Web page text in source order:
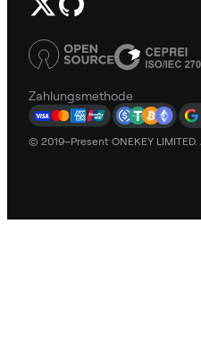
Zahlungsmethode
© 2019–Present ONEKEY